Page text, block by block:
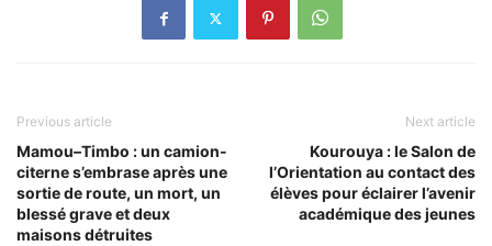
Previous article
Mamou–Timbo : un camion-
citerne s’embrase après une
sortie de route, un mort, un
blessé grave et deux
maisons détruites
Next article
Kourouya : le Salon de
l’Orientation au contact des
élèves pour éclairer l’avenir
académique des jeunes